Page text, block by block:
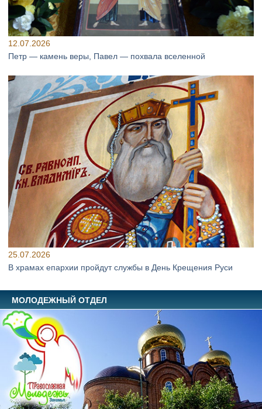
12.07.2026
Петр — камень веры, Павел — похвала вселенной
25.07.2026
В храмах епархии пройдут службы в День Крещения Руси
МОЛОДЕЖНЫЙ ОТДЕЛ